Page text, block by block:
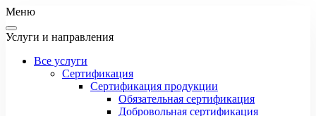
Меню
Услуги и направления
Все услуги
Сертификация
Сертификация продукции
Обязательная сертификация
Добровольная сертификация